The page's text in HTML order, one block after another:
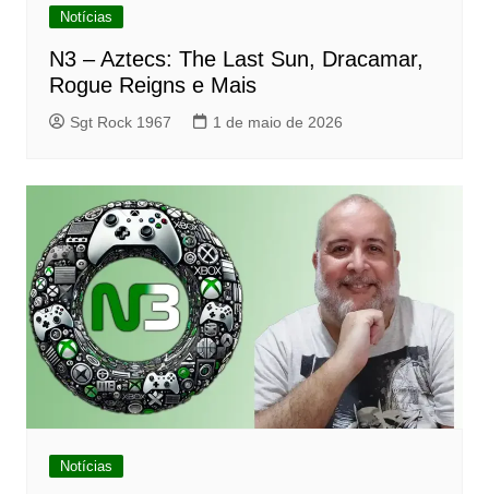
Notícias
N3 – Aztecs: The Last Sun, Dracamar,
Rogue Reigns e Mais
Sgt Rock 1967 1 de maio de 2026
Notícias